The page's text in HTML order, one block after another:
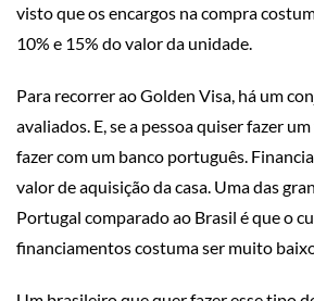
visto que os encargos na compra
10% e 15% do valor da unidade.
Para recorrer ao Golden Visa, há um
avaliados. E, se a pessoa quiser fazer
fazer com um banco português.
valor de aquisição da casa. Uma das
Portugal comparado ao Brasil é que o
financiamentos costuma ser muito